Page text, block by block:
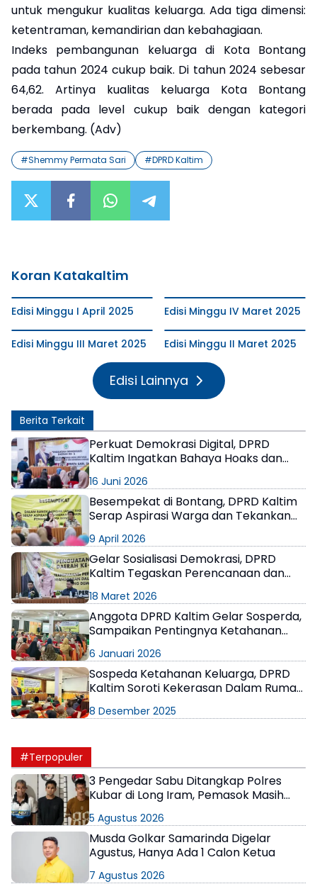
untuk mengukur kualitas keluarga. Ada tiga dimensi:
ketentraman, kemandirian dan kebahagiaan.
Indeks pembangunan keluarga di Kota Bontang
pada tahun 2024 cukup baik. Di tahun 2024 sebesar
64,62. Artinya kualitas keluarga Kota Bontang
berada pada level cukup baik dengan kategori
berkembang. (Adv)
#Shemmy Permata Sari #DPRD Kaltim
Koran Katakaltim
Edisi Minggu I April 2025 Edisi Minggu IV Maret 2025
Edisi Minggu III Maret 2025 Edisi Minggu II Maret 2025
Edisi Lainnya
Berita Terkait
Perkuat Demokrasi Digital, DPRD
Kaltim Ingatkan Bahaya Hoaks dan
16 Juni 2026
Besempekat di Bontang, DPRD Kaltim
Serap Aspirasi Warga dan Tekankan
9 April 2026
Gelar Sosialisasi Demokrasi, DPRD
Kaltim Tegaskan Perencanaan dan
18 Maret 2026
Anggota DPRD Kaltim Gelar Sosperda,
Sampaikan Pentingnya Ketahanan
6 Januari 2026
Sospeda Ketahanan Keluarga, DPRD
Kaltim Soroti Kekerasan Dalam Rumah
8 Desember 2025
#Terpopuler
3 Pengedar Sabu Ditangkap Polres
Kubar di Long Iram, Pemasok Masih
5 Agustus 2026
Musda Golkar Samarinda Digelar
Agustus, Hanya Ada 1 Calon Ketua
7 Agustus 2026